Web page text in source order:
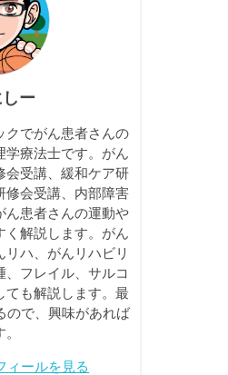
しー
クでがん患者さんの
学療法士です。がん
会受講、緩和ケア研
修会受講、内部障害
ん患者さんの運動や
く解説します。がん
ハ、がんリハビリ
、フレイル、サルコ
ても解説します。最
ので、興味があれば
ィールを見る